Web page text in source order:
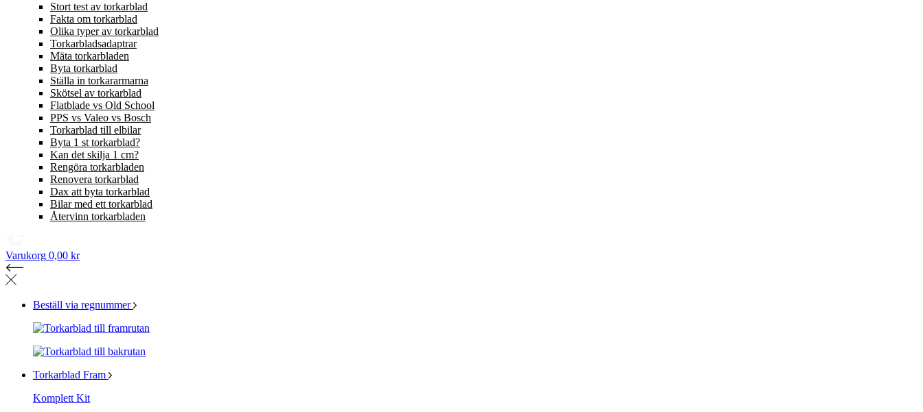
Stort test av torkarblad
Fakta om torkarblad
Olika typer av torkarblad
Torkarbladsadaptrar
Mäta torkarbladen
Byta torkarblad
Ställa in torkararmarna
Skötsel av torkarblad
Flatblade vs Old School
PPS vs Valeo vs Bosch
Torkarblad till elbilar
Byta 1 st torkarblad?
Kan det skilja 1 cm?
Rengöra torkarbladen
Renovera torkarblad
Dax att byta torkarblad
Bilar med ett torkarblad
Återvinn torkarbladen
Varukorg 0,00 kr
Beställ via regnummer
Torkarblad Fram
Komplett Kit